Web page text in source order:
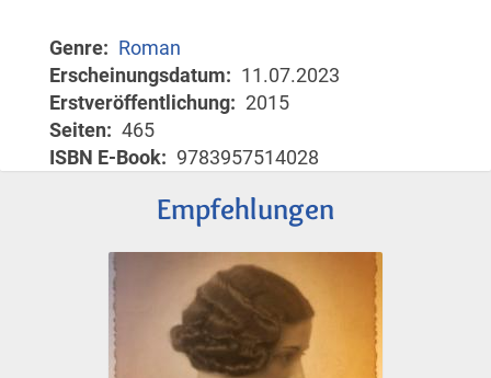
Genre
Roman
Erscheinungsdatum
11.07.2023
Erstveröffentlichung
2015
Seiten
465
ISBN E-Book
9783957514028
Empfehlungen